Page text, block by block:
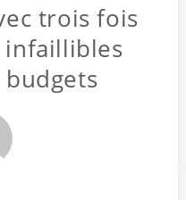
trois fois
infaillibles